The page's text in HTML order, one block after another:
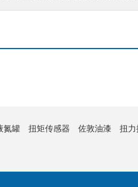
氮罐 扭矩传感器 佐敦油漆 扭力